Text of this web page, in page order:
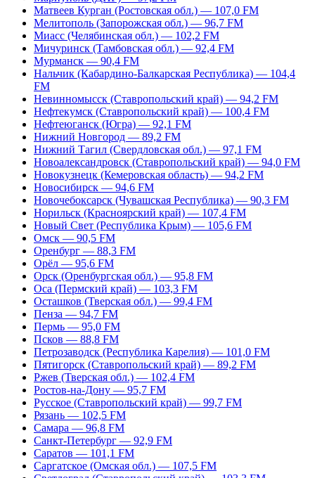
Матвеев Курган (Ростовская обл.) — 107,0 FM
Мелитополь (Запорожская обл.) — 96,7 FM
Миасс (Челябинская обл.) — 102,2 FM
Мичуринск (Тамбовская обл.) — 92,4 FM
Мурманск — 90,4 FM
Нальчик (Кабардино-Балкарская Республика) — 104,4
FM
Невинномысск (Ставропольский край) — 94,2 FM
Нефтекумск (Ставропольский край) — 100,4 FM
Нефтеюганск (Югра) — 92,1 FM
Нижний Новгород — 89,2 FM
Нижний Тагил (Свердловская обл.) — 97,1 FM
Новоалександровск (Ставропольский край) — 94,0 FM
Новокузнецк (Кемеровская область) — 94,2 FM
Новосибирск — 94,6 FM
Новочебоксарск (Чувашская Республика) — 90,3 FM
Норильск (Красноярский край) — 107,4 FM
Новый Свет (Республика Крым) — 105,6 FM
Омск — 90,5 FM
Оренбург — 88,3 FM
Орёл — 95,6 FM
Орск (Оренбургская обл.) — 95,8 FM
Оса (Пермский край) — 103,3 FM
Осташков (Тверская обл.) — 99,4 FM
Пенза — 94,7 FM
Пермь — 95,0 FM
Псков — 88,8 FM
Петрозаводск (Республика Карелия) — 101,0 FM
Пятигорск (Ставропольский край) — 89,2 FM
Ржев (Тверская обл.) — 102,4 FM
Ростов-на-Дону — 95,7 FM
Русское (Ставропольский край) — 99,7 FM
Рязань — 102,5 FM
Самара — 96,8 FM
Санкт-Петербург — 92,9 FM
Саратов — 101,1 FM
Саргатское (Омская обл.) — 107,5 FM